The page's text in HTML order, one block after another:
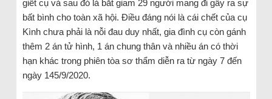
giết cụ và sau đó là bắt giam 29 người mang đi gây ra sự
bất bình cho toàn xã hội. Điều đáng nói là cái chết của cụ
Kình chưa phải là nỗi đau duy nhất, gia đình cụ còn gánh
thêm 2 án tử hình, 1 án chung thân và nhiều án có thời
hạn khác trong phiên tòa sơ thẩm diễn ra từ ngày 7 đến
ngày 145/9/2020.